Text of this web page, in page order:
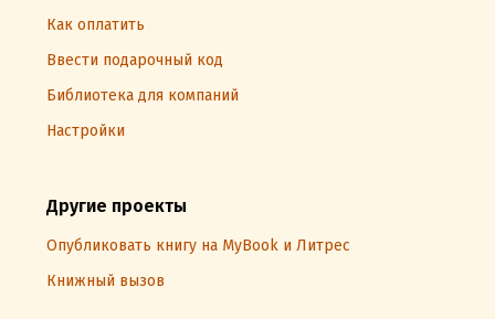
Как оплатить
Ввести подарочный код
Библиотека для компаний
Настройки
Другие проекты
Опубликовать книгу на MyBook и Литрес
Книжный вызов